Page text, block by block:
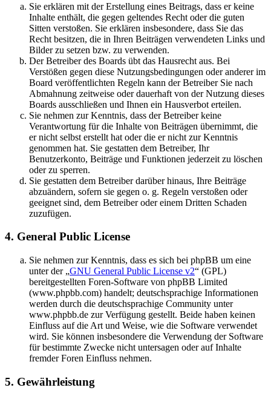
Sie erklären mit der Erstellung eines Beitrags, dass er keine
Inhalte enthält, die gegen geltendes Recht oder die guten
Sitten verstoßen. Sie erklären insbesondere, dass Sie das
Recht besitzen, die in Ihren Beiträgen verwendeten Links und
Bilder zu setzen bzw. zu verwenden.
Der Betreiber des Boards übt das Hausrecht aus. Bei
Verstößen gegen diese Nutzungsbedingungen oder anderer im
Board veröffentlichten Regeln kann der Betreiber Sie nach
Abmahnung zeitweise oder dauerhaft von der Nutzung dieses
Boards ausschließen und Ihnen ein Hausverbot erteilen.
Sie nehmen zur Kenntnis, dass der Betreiber keine
Verantwortung für die Inhalte von Beiträgen übernimmt, die
er nicht selbst erstellt hat oder die er nicht zur Kenntnis
genommen hat. Sie gestatten dem Betreiber, Ihr
Benutzerkonto, Beiträge und Funktionen jederzeit zu löschen
oder zu sperren.
Sie gestatten dem Betreiber darüber hinaus, Ihre Beiträge
abzuändern, sofern sie gegen o. g. Regeln verstoßen oder
geeignet sind, dem Betreiber oder einem Dritten Schaden
zuzufügen.
4. General Public License
Sie nehmen zur Kenntnis, dass es sich bei phpBB um eine
unter der „GNU General Public License v2“ (GPL)
bereitgestellten Foren-Software von phpBB Limited
(www.phpbb.com) handelt; deutschsprachige Informationen
werden durch die deutschsprachige Community unter
www.phpbb.de zur Verfügung gestellt. Beide haben keinen
Einfluss auf die Art und Weise, wie die Software verwendet
wird. Sie können insbesondere die Verwendung der Software
für bestimmte Zwecke nicht untersagen oder auf Inhalte
fremder Foren Einfluss nehmen.
5. Gewährleistung